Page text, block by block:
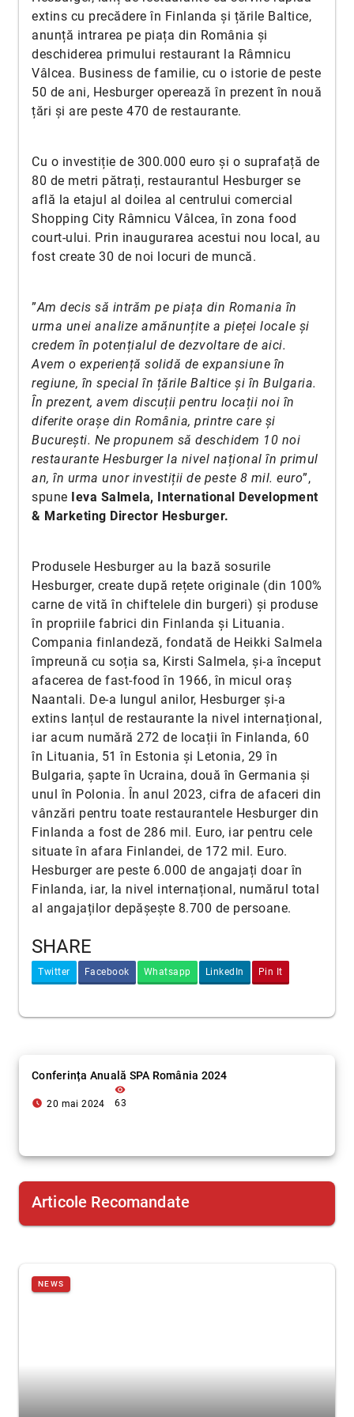
extins cu precădere în Finlanda și țările Baltice,
anunță intrarea pe piața din România și
deschiderea primului restaurant la Râmnicu
Vâlcea. Business de familie, cu o istorie de peste
50 de ani, Hesburger operează în prezent în nouă
țări și are peste 470 de restaurante.
Cu o investiție de 300.000 euro și o suprafață de
80 de metri pătrați, restaurantul Hesburger se
află la etajul al doilea al centrului comercial
Shopping City Râmnicu Vâlcea, în zona food
court-ului. Prin inaugurarea acestui nou local, au
fost create 30 de noi locuri de muncă.
”Am decis să intrăm pe piața din Romania în
urma unei analize amănunțite a pieței locale și
credem în potențialul de dezvoltare de aici.
Avem o experiență solidă de expansiune în
regiune, în special în țările Baltice și în Bulgaria.
În prezent, avem discuții pentru locații noi în
diferite orașe din România, printre care și
București. Ne propunem să deschidem 10 noi
restaurante Hesburger la nivel național în primul
an, în urma unor investiții de peste 8 mil. euro”,
spune Ieva Salmela, International Development
& Marketing Director Hesburger.
Produsele Hesburger au la bază sosurile
Hesburger, create după rețete originale (din 100%
carne de vită în chiftelele din burgeri) și produse
în propriile fabrici din Finlanda și Lituania.
Compania finlandeză, fondată de Heikki Salmela
împreună cu soția sa, Kirsti Salmela, și-a început
afacerea de fast-food în 1966, în micul oraș
Naantali. De-a lungul anilor, Hesburger și-a
extins lanțul de restaurante la nivel internațional,
iar acum numără 272 de locații în Finlanda, 60
în Lituania, 51 în Estonia și Letonia, 29 în
Bulgaria, șapte în Ucraina, două în Germania și
unul în Polonia. În anul 2023, cifra de afaceri din
vânzări pentru toate restaurantele Hesburger din
Finlanda a fost de 286 mil. Euro, iar pentru cele
situate în afara Finlandei, de 172 mil. Euro.
Hesburger are peste 6.000 de angajați doar în
Finlanda, iar, la nivel internațional, numărul total
al angajaților depășește 8.700 de persoane.
SHARE
Twitter Facebook Whatsapp LinkedIn Pin It
Conferința Anuală SPA România 2024
access_time_filled 20 mai 2024
visibility
63
Articole Recomandate
NEWS